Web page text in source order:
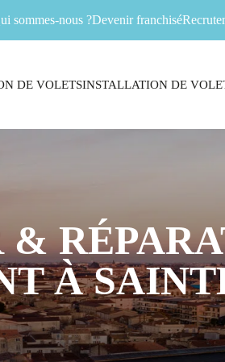
sommes-nous ?Devenir franchisé
DE VOLETSINSTALLATION DE
À